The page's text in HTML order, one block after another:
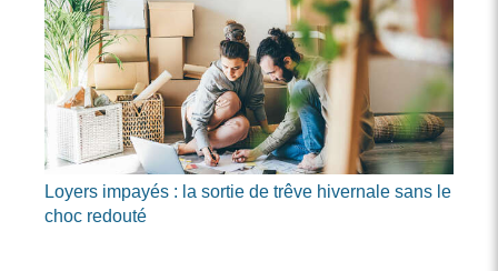
Loyers impayés : la sortie de trêve hivernale sans le
choc redouté